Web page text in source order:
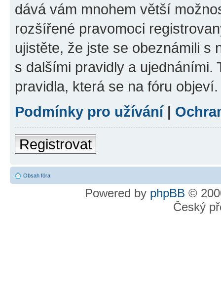
dává vám mnohem větší
rozšířené pravomoci
ujistěte, že jste se obeznámili s
s dalšími pravidly a ujednáními.
pravidla, která se na fóru objeví.
Podmínky pro užívání|
Registrovat
Obsah fóra
Powered by phpBB ©
Český